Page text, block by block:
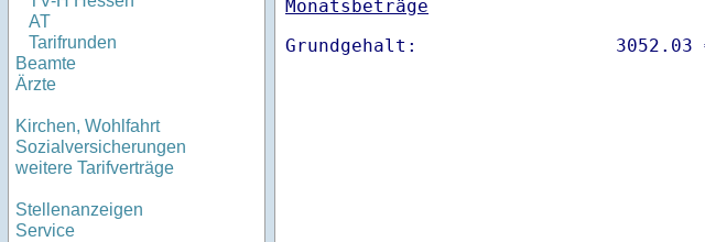
AT
Tarifrunden
Beamte
Ärzte
Kirchen, Wohlfahrt
Sozialversicherungen
weitere Tarifverträge
Stellenanzeigen
Service
Monatsbeträge